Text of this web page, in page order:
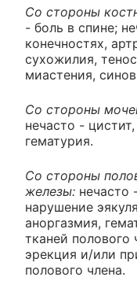
Со стороны
- боль в спине;
конечностях,
сухожилия,
миастения,
Со стороны
нечасто -
гематурия.
Со стороны
железы: нечасто
нарушение
аноргазмия,
тканей полового
эрекция и/или
полового члена.